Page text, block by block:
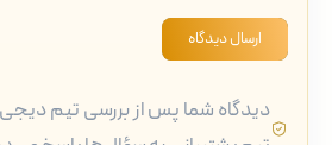
ارسال دیدگاه
دیدگاه شما پس از بررسی تیم